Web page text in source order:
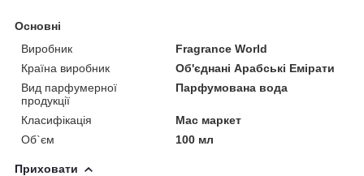
Основні
Виробник
Fragrance World
Країна виробник
Об'єднані Арабські Емірати
Вид парфумерної
продукції
Парфумована вода
Класифікація
Мас маркет
Об`єм
100 мл
Приховати